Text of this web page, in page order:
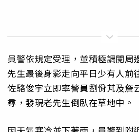
員警依規定受理，並積極調閱周
先生最後身影走向平日少有人前
佐駱俊宇立即率警員劉佾芃及詹
尋，發現老先生倒臥在草地中。